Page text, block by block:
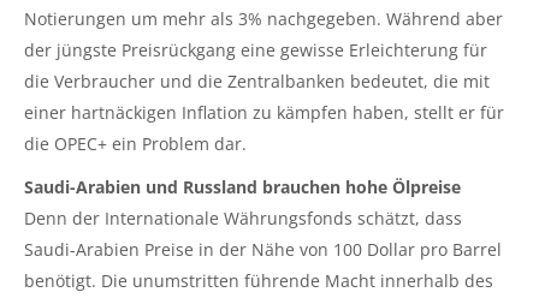
Notierungen um mehr als 3% nachgegeben. Während aber
der jüngste Preisrückgang eine gewisse Erleichterung für
die Verbraucher und die Zentralbanken bedeutet, die mit
einer hartnäckigen Inflation zu kämpfen haben, stellt er für
die OPEC+ ein Problem dar.
Saudi-Arabien und Russland brauchen hohe Ölpreise
Denn der Internationale Währungsfonds schätzt, dass
Saudi-Arabien Preise in der Nähe von 100 Dollar pro Barrel
benötigt. Die unumstritten führende Macht innerhalb des